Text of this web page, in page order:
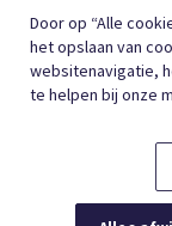
DUTCH (BELGIUM)
FRANÇAIS
Door op “Alle
het opslaan van
websitenavigatie,
te helpen bij onze